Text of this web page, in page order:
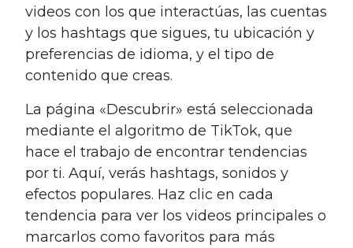
videos con los que interactúas, las cuentas
y los hashtags que sigues, tu ubicación y
preferencias de idioma, y ​​el tipo de
contenido que creas.
La página «Descubrir» está seleccionada
mediante el algoritmo de TikTok, que
hace el trabajo de encontrar tendencias
por ti. Aquí, verás hashtags, sonidos y
efectos populares. Haz clic en cada
tendencia para ver los videos principales o
marcarlos como favoritos para más